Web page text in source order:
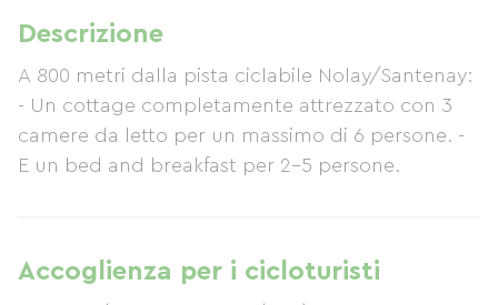
Descrizione
A 800 metri dalla pista ciclabile Nolay/Santenay:
- Un cottage completamente attrezzato con 3
camere da letto per un massimo di 6 persone. -
E un bed and breakfast per 2-5 persone.
Accoglienza per i cicloturisti